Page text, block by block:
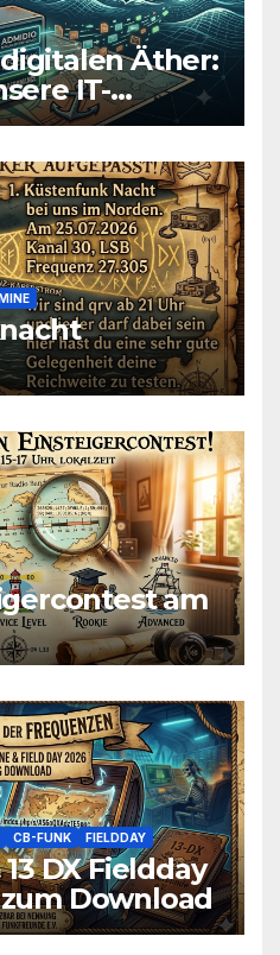
Äther:
IT-
am
CB-FUNK FIELDDAY
13 DX Fieldday
Download